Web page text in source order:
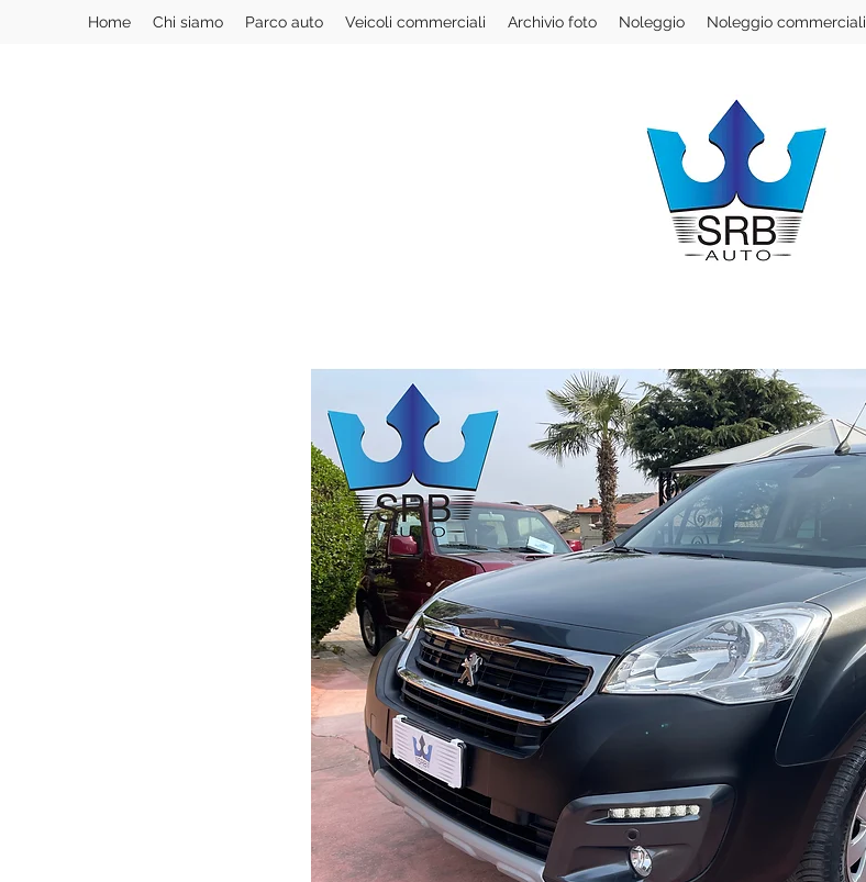
Home Chi siamo Parco auto Veicoli commerciali Archivio foto Noleggio Noleggio commerciali